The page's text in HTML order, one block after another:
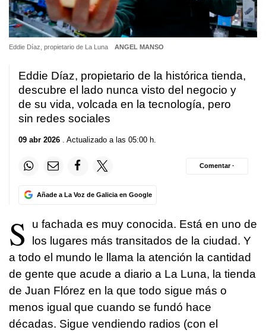
Eddie Díaz, propietario de La Luna ANGEL MANSO
Eddie Díaz, propietario de la histórica tienda,
descubre el lado nunca visto del negocio y
de su vida, volcada en la tecnología, pero
sin redes sociales
09 abr 2026 . Actualizado a las 05:00 h.
Añade a La Voz de Galicia en Google
Comentar ·
S
u fachada es muy conocida. Está en uno de
los lugares más transitados de la ciudad. Y
a todo el mundo le llama la atención la cantidad
de gente que acude a diario a La Luna, la tienda
de Juan Flórez en la que todo sigue más o
menos igual que cuando se fundó hace
décadas. Sigue vendiendo radios (con el